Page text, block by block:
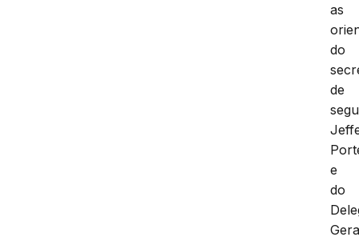
as
do
de
e
do